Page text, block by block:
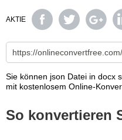
AKTIE
Sie können json Datei in docx
mit kostenlosem Online-
So konvertieren